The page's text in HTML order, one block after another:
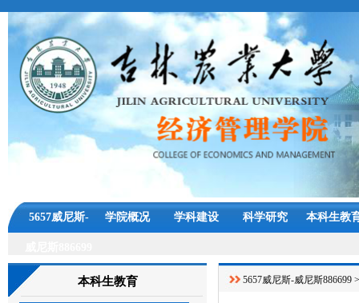
5657威尼斯- 学院概况 学科建设 科学研究 本科生教
本科生教育 5657威尼斯-威尼斯886699